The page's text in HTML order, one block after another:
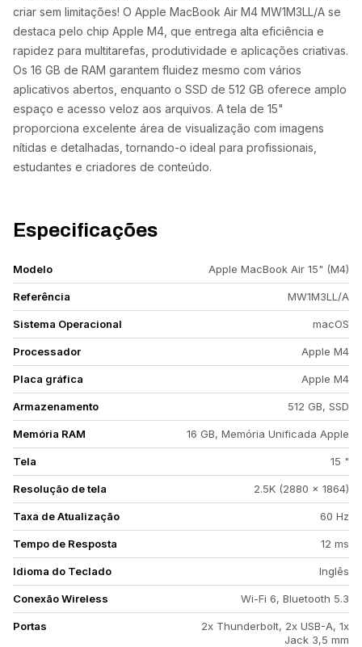
criar sem limitações! O Apple MacBook Air M4 MW1M3LL/A se
destaca pelo chip Apple M4, que entrega alta eficiência e
rapidez para multitarefas, produtividade e aplicações criativas.
Os 16 GB de RAM garantem fluidez mesmo com vários
aplicativos abertos, enquanto o SSD de 512 GB oferece amplo
espaço e acesso veloz aos arquivos. A tela de 15"
proporciona excelente área de visualização com imagens
nítidas e detalhadas, tornando-o ideal para profissionais,
estudantes e criadores de conteúdo.
Especificações
Modelo Apple MacBook Air 15" (M4)
Referência MW1M3LL/A
Sistema Operacional macOS
Processador Apple M4
Placa gráfica Apple M4
Armazenamento 512 GB, SSD
Memória RAM 16 GB, Memória Unificada Apple
Tela 15 "
Resolução de tela 2.5K (2880 x 1864)
Taxa de Atualização 60 Hz
Tempo de Resposta 12 ms
Idioma do Teclado Inglês
Conexão Wireless Wi-Fi 6, Bluetooth 5.3
Portas
2x Thunderbolt, 2x USB-A, 1x
Jack 3,5 mm